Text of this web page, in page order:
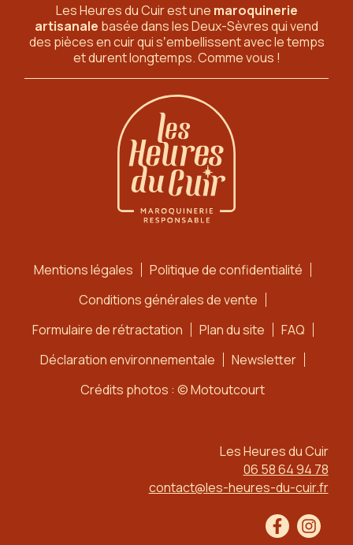
Les Heures du Cuir est une maroquinerie
artisanale basée dans les Deux-Sèvresqui vend
des pièces en cuir qui sʼembellissent avec le temps
et durent longtemps. Comme vous !
Mentions légales
Politique de confidentialité
Conditions générales de vente
Formulaire de rétractation
Plan du site
FAQ
Déclaration environnementale
Newsletter
Crédits photos : © Motoutcourt
Les Heures du Cuir
06 58 64 94 78
contact@les-heures-du-cuir.fr
Facebook